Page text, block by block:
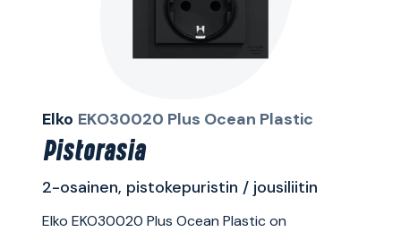
Elko EKO30020 Plus Ocean Plastic
Pistorasia
2-osainen, pistokepuristin / jousiliitin
Elko EKO30020 Plus Ocean Plastic on